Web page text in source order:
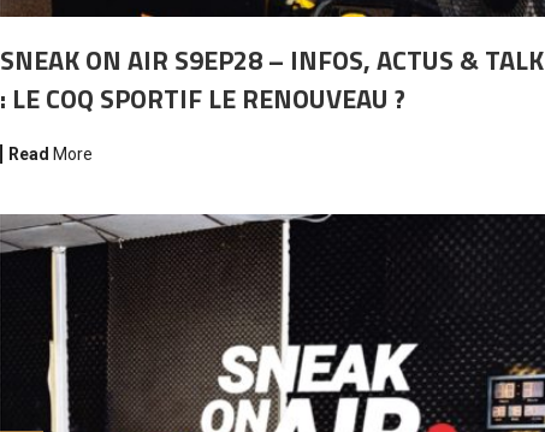
SNEAK ON AIR S9EP28 – INFOS, ACTUS & TALK
: LE COQ SPORTIF LE RENOUVEAU ?
Read More